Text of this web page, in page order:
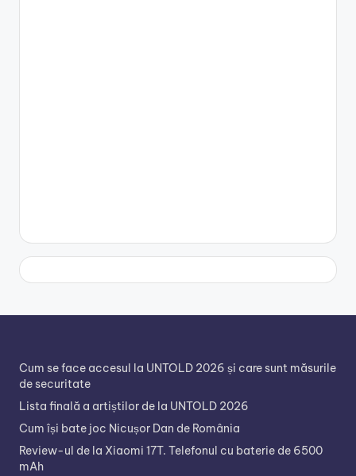
Cum se face accesul la UNTOLD 2026 și care sunt măsurile
de securitate
Lista finală a artiștilor de la UNTOLD 2026
Cum își bate joc Nicușor Dan de România
Review-ul de la Xiaomi 17T. Telefonul cu baterie de 6500
mAh